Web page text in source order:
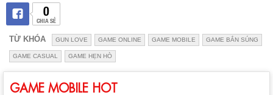
0
CHIA SẺ
TỪ KHÓA GUN LOVE GAME ONLINE GAME MOBILE GAME BẮN SÚNG
GAME CASUAL GAME HẸN HÒ
GAME MOBILE HOT